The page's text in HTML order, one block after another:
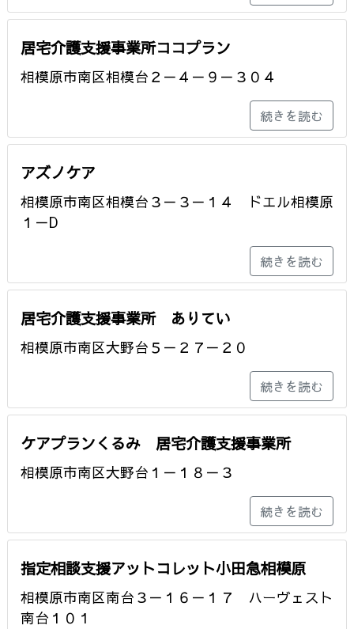
居宅介護支援事業所ココプラン
相模原市南区相模台２－４－９－３０４
続きを読む
アズノケア
相模原市南区相模台３－３－１４ ドエル相模原
１－D
続きを読む
居宅介護支援事業所 ありてい
相模原市南区大野台５－２７－２０
続きを読む
ケアプランくるみ 居宅介護支援事業所
相模原市南区大野台１－１８－３
続きを読む
指定相談支援アットコレット小田急相模原
相模原市南区南台３－１６－１７ ハーヴェスト
南台１０１